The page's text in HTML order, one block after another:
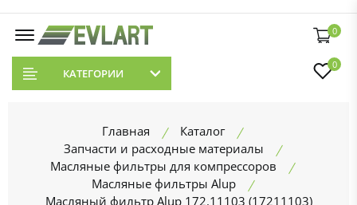
0
КАТЕГОРИИ
0
Главная
Каталог
Запчасти и расходные материалы
Масляные фильтры для компрессоров
Масляные фильтры Alup
Масляный фильтр Alup 172.11103 (17211103)